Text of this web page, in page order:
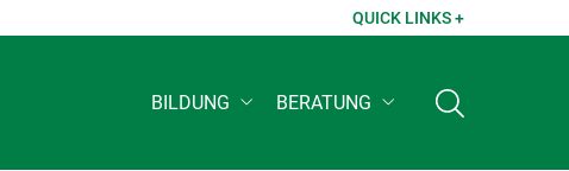
QUICK LINKS +
BILDUNG BERATUNG